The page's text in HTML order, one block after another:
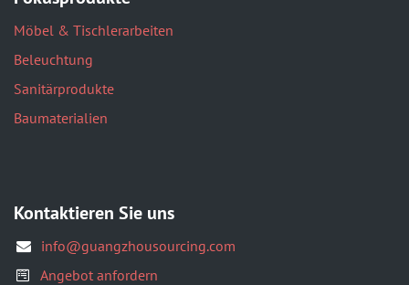
Möbel & Tischlerarbeiten
Beleuchtung
Sanitärprodukte
Baumaterialien
Kontaktieren Sie uns
info@guangzhousourcing.com
Angebot anfordern